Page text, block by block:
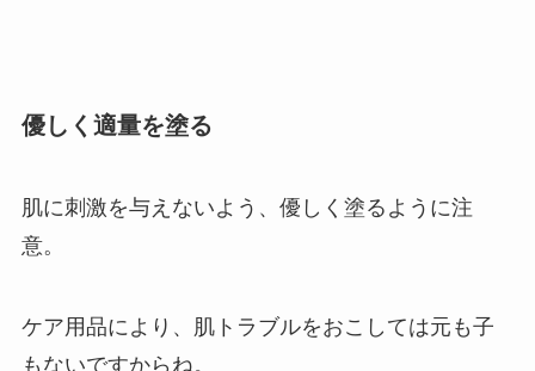
優しく適量を塗る
肌に刺激を与えないよう、 優しく塗るように注
意。
ケア用品により、肌トラブルをおこしては元も子
もないですからね。